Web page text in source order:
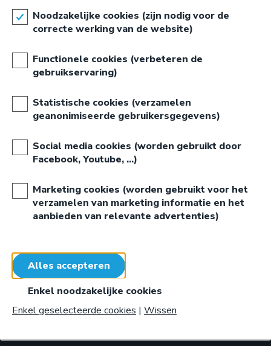
Bestelling afhalen in onze winkel in Brugge
Bestelling afhalen op school (enkel
Levering bij Upkot (gratis)
Bestelling verzenden naar adres in België
Aanmelden
Noodzakelijke cookies (zijn nodig voor de
correcte werking van de website)
Functionele cookies (verbeteren de
gebruikservaring)
Statistische cookies (verzamelen
geanonimiseerde gebruikersgegevens)
Social media cookies (worden gebruikt door
Facebook, Youtube, …)
Marketing cookies (worden gebruikt voor het
verzamelen van marketing informatie en het
aanbieden van relevante advertenties)
Enkel geselecteerde cookies | Wissen